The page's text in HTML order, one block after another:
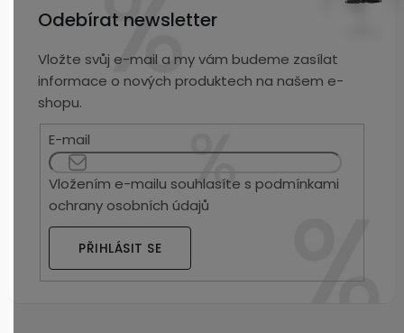
Odebírat newsletter
Vložte svůj e-mail a my vám budeme zasílat
informace o nových produktech na našem e-
shopu.
E-mail
Vložením e-mailu souhlasíte spodmínkami
ochrany osobních údajů
PŘIHLÁSIT SE